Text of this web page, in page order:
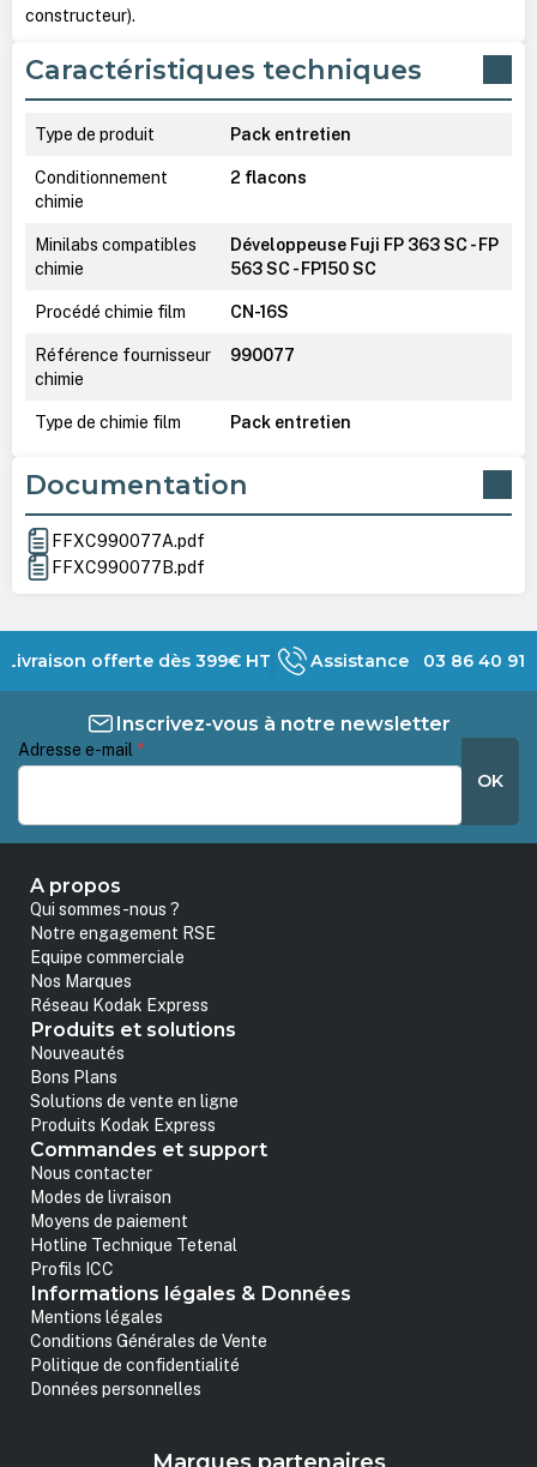
constructeur).
Caractéristiques techniques
Type de produit Pack entretien
Conditionnement
chimie
2 flacons
Minilabs compatibles
chimie
Développeuse Fuji FP 363 SC - FP
563 SC - FP150 SC
Procédé chimie film CN-16S
Référence fournisseur
chimie
990077
Type de chimie film Pack entretien
Documentation
FFXC990077A.pdf
FFXC990077B.pdf
Livraison offerte dès 399€ HT Assistance 03 86 40 91
Inscrivez-vous à notre newsletter
Adresse e-mail *
OK
A propos
Qui sommes-nous ?
Notre engagement RSE
Equipe commerciale
Nos Marques
Réseau Kodak Express
Produits et solutions
Nouveautés
Bons Plans
Solutions de vente en ligne
Produits Kodak Express
Commandes et support
Nous contacter
Modes de livraison
Moyens de paiement
Hotline Technique Tetenal
Profils ICC
Informations légales & Données
Mentions légales
Conditions Générales de Vente
Politique de confidentialité
Données personnelles